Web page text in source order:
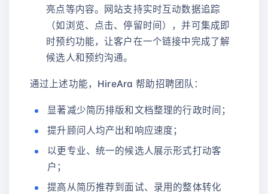
亮点等内容。网站支持实时互动数据追踪
（如浏览、点击、停留时间），并可集成即
时预约功能，让客户在一个链接中完成了解
候选人和预约沟通。
通过上述功能，HireAra 帮助招聘团队：
显著减少简历排版和文档整理的行政时间；
提升顾问人均产出和响应速度；
以更专业、统一的候选人展示形式打动客
户；
提高从简历推荐到面试、录用的整体转化